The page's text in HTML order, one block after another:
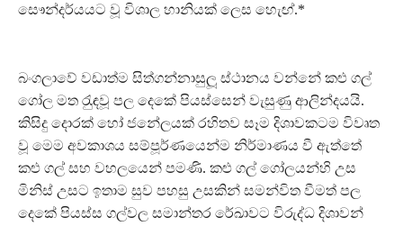
සෞන්දර්යයට වූ විශාල හානියක් ලෙස හැෙඟ්.*
බංගලාවේ වඩාත්ම සිත්ගන්නාසුලූ ස්ථානය වන්නේ කළු ගල්
ගෝල මත රැුඳවූ පල දෙකේ පියස්සෙන් වැසුණු ආලින්දයයි.
කිසිදු දොරක් හෝ ජනේලයක් රහිතව සෑම දිශාවකටම විවෘත
වූ මෙම අවකාශය සම්පූර්ණයෙන්ම නිර්මාණය වී ඇත්තේ
කළු ගල් සහ වහලයෙන් පමණි. කළු ගල් ගෝලයන්හි උස
මිනිස් උසට ඉතාම සුව පහසු උසකින් සමන්විත වීමත් පල
දෙකේ පියස්ස ගල්වල සමාන්තර රේඛාවට විරුද්ධ දිශාවන්